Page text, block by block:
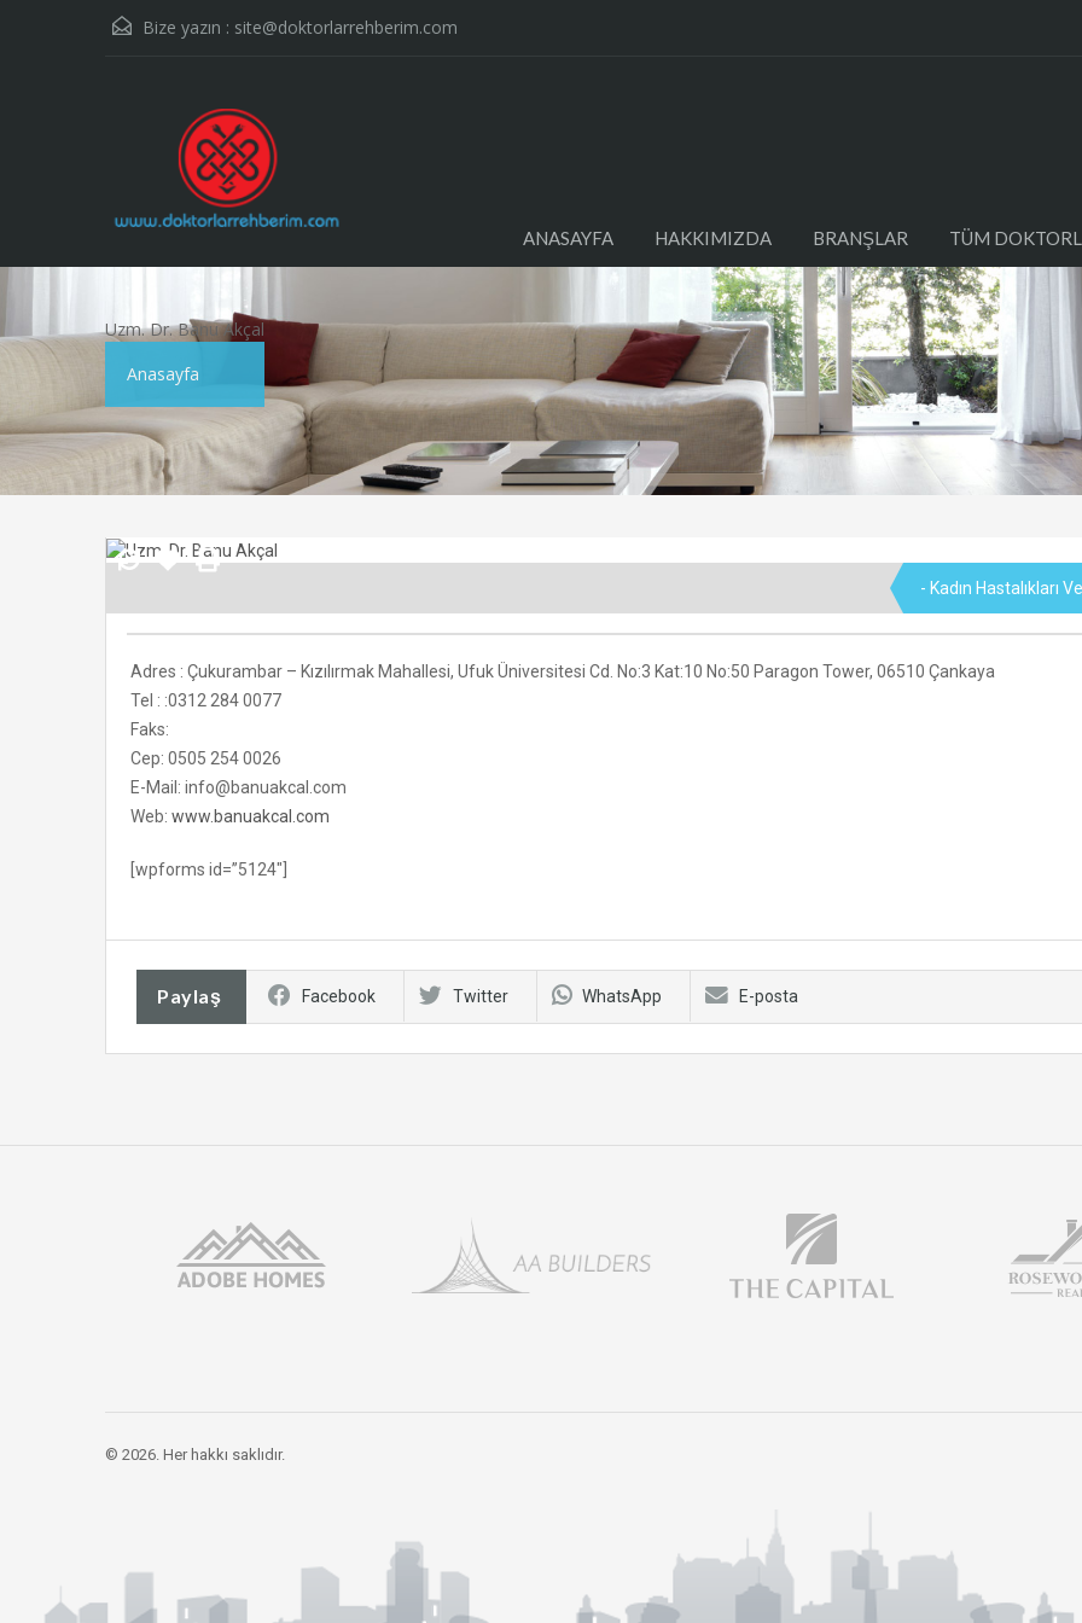
Bize yazın : site@doktorlarrehberim.com
ANASAYFA HAKKIMIZDA BRANŞLAR TÜM
Uzm. Dr. Banu Akçal
Anasayfa
- Kadın Hastalıkları
Adres : Çukurambar – Kızılırmak Mahallesi, Ufuk Üniversitesi Cd. No:3 Kat:10 No:50 Paragon Tower, 06510 Çankaya
Tel : :0312 284 0077
Faks:
Cep: 0505 254 0026
E-Mail: info@banuakcal.com
Web: www.banuakcal.com
[wpforms id=”5124″]
Paylaş Facebook Twitter WhatsApp E-posta
© 2026. Her hakkı saklıdır.